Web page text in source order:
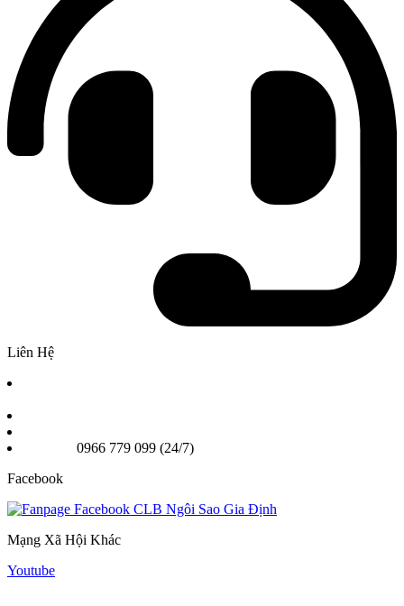
Liên Hệ
0966 779 099 (24/7)
Facebook
Mạng Xã Hội Khác
Youtube